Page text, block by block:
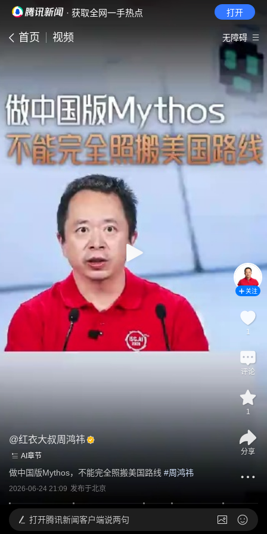
· 获取全网一手热点 打开
首页 视频 无障碍
@红衣大叔周鸿祎
AI章节
做中国版Mythos，不能完全照搬美国路线 #周鸿祎
2026-06-24 21:09 发布于北京
关注
1
评论
1
分享
打开腾讯新闻客户端说两句